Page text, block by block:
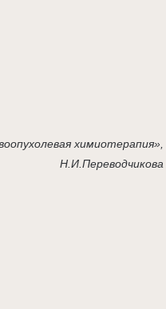
химиотерапия»,
Н.И.Переводчикова